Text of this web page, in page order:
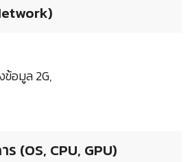
อมูล 2G,
(OS, CPU, GPU)